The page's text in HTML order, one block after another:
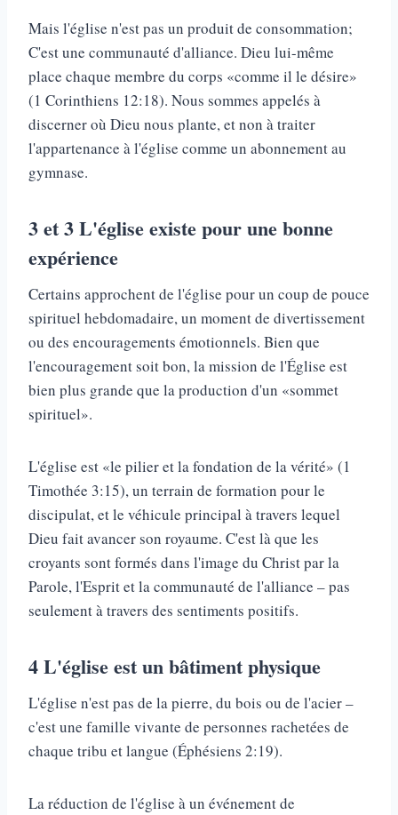
Mais l'église n'est pas un produit de consommation;
C'est une communauté d'alliance. Dieu lui-même
place chaque membre du corps «comme il le désire»
(1 Corinthiens 12:18). Nous sommes appelés à
discerner où Dieu nous plante, et non à traiter
l'appartenance à l'église comme un abonnement au
gymnase.
3 et 3L'église existe pour une bonne
expérience
Certains approchent de l'église pour un coup de pouce
spirituel hebdomadaire, un moment de divertissement
ou des encouragements émotionnels. Bien que
l'encouragement soit bon, la mission de l'Église est
bien plus grande que la production d'un «sommet
spirituel».
L'église est «le pilier et la fondation de la vérité» (1
Timothée 3:15), un terrain de formation pour le
discipulat, et le véhicule principal à travers lequel
Dieu fait avancer son royaume. C'est là que les
croyants sont formés dans l'image du Christ par la
Parole, l'Esprit et la communauté de l'alliance – pas
seulement à travers des sentiments positifs.
4L'église est un bâtiment physique
L'église n'est pas de la pierre, du bois ou de l'acier –
c'est une famille vivante de personnes rachetées de
chaque tribu et langue (Éphésiens 2:19).
La réduction de l'église à un événement de